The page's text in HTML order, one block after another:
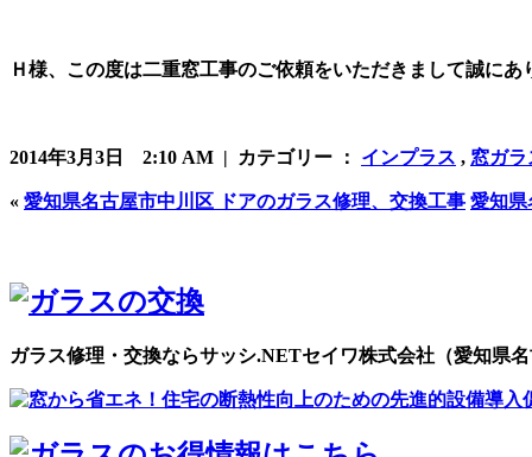
Ｈ様、この度は二重窓工事のご依頼をいただきまして誠にあ
2014年3月3日 2:10 AM | カテゴリー ： インプラス , 窓ガラ
« 愛知県名古屋市中川区 ドアのガラス修理、交換工事 愛知県
ガラス修理・交換ならサッシ.NETセイワ株式会社（愛知県